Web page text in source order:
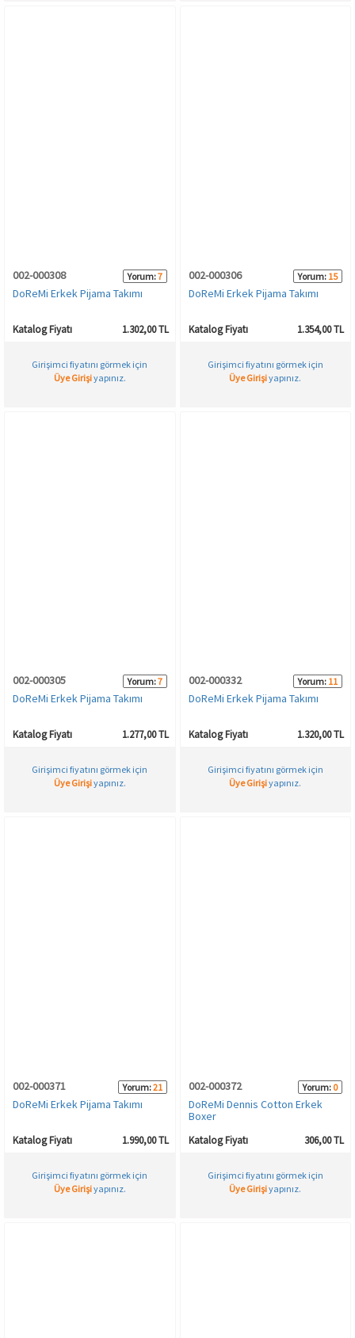
002-000308 Yorum:7
DoReMi Erkek Pijama Takımı
Katalog Fiyatı 1.302,00 TL
Girişimci fiyatını görmek için
Üye Girişiyapınız.
002-000306 Yorum: 15
DoReMi Erkek Pijama Takımı
Katalog Fiyatı 1.354,00 TL
Girişimci fiyatını görmek için
Üye Girişiyapınız.
002-000305 Yorum:7
DoReMi Erkek Pijama Takımı
Katalog Fiyatı 1.277,00 TL
Girişimci fiyatını görmek için
Üye Girişiyapınız.
002-000332 Yorum: 11
DoReMi Erkek Pijama Takımı
Katalog Fiyatı 1.320,00 TL
Girişimci fiyatını görmek için
Üye Girişiyapınız.
002-000371 Yorum:21
DoReMi Erkek Pijama Takımı
Katalog Fiyatı 1.990,00 TL
Girişimci fiyatını görmek için
Üye Girişiyapınız.
002-000372 Yorum: 0
DoReMi Dennis Cotton Erkek
Boxer
Katalog Fiyatı 306,00 TL
Girişimci fiyatını görmek için
Üye Girişiyapınız.